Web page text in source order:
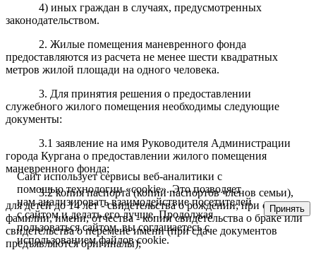
4) иных граждан в случаях, предусмотренных
законодательством.
2. Жилые помещения маневренного фонда
предоставляются из расчета не менее шести квадратных
метров жилой площади на одного человека.
3. Для принятия решения о предоставлении
служебного жилого помещения необходимы следующие
документы:
3.1 заявление на имя Руководителя Администрации
города Кургана о предоставлении жилого помещения
маневренного фонда;
3.2 копия паспорта (копии паспортов членов семьи),
для детей до 14 лет - свидетельства о рождении; при смене
фамилии, имени, отчества - копии свидетельства о браке или
свидетельства о перемене имени (при сдаче документов
предъявляются оригиналы);
Сайт использует сервисы веб-аналитики с
помощью технологии «cookie». Это позволяет
нам анализировать взаимодействие посетителей
с сайтом и делать его лучше. Продолжая
пользоваться сайтом, вы соглашаетесь с
использованием файлов cookie.
Принять